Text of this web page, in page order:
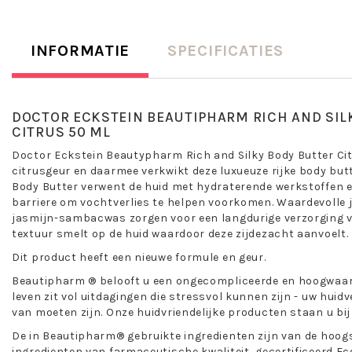
INFORMATIE SPECIFICATIES
DOCTOR ECKSTEIN BEAUTIPHARM RICH AND
CITRUS 50 ML
Doctor Eckstein Beautypharm Rich and Silky Body Butter
citrusgeur en daarmee verkwikt deze luxueuze rijke body
Body Butter verwent de huid met hydraterende werkstoffen
barriere om vochtverlies te helpen voorkomen.
jasmijn-sambacwas zorgen voor een langdurige verzorging
textuur smelt op de huid waardoor deze zijdezacht aanvoelt.
Dit product heeft een nieuwe formule en geur.
Beautipharm ® belooft u een ongecompliceerde en
leven zit vol uitdagingen die stressvol kunnen zijn - uw
van moeten zijn. Onze huidvriendelijke producten staan ​​u
De in Beautipharm® gebruikte ingredienten zijn van de